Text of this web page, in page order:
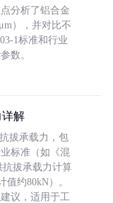
分析了铝合金
），并对比不
1标准和行业
数。
解
拔承载力，包
标准（如《混
抗拔承载力计算
约80kN）。
议，适用于工